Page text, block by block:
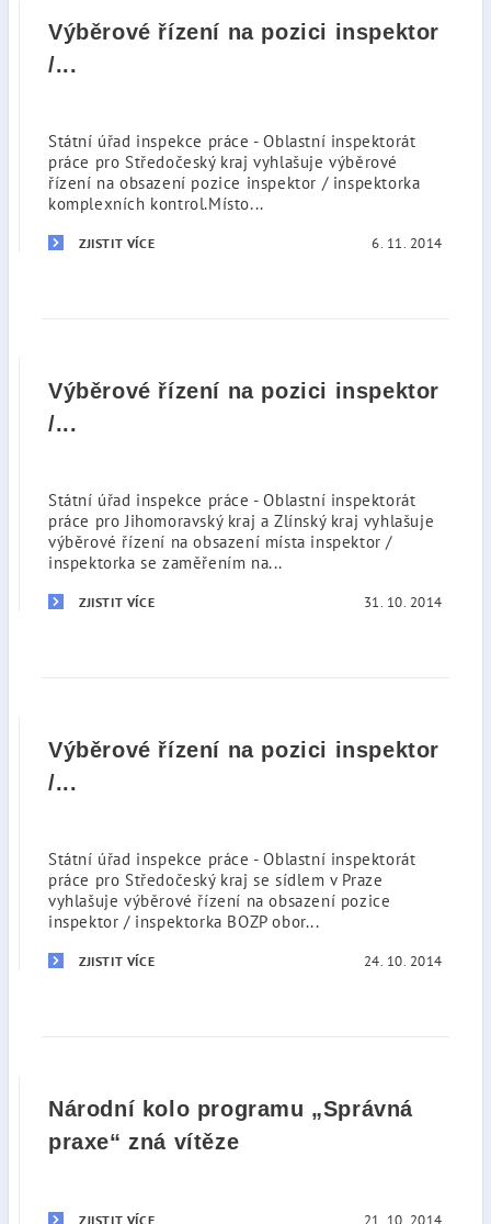
Výběrové řízení na pozici inspektor
/...
Státní úřad inspekce práce - Oblastní inspektorát
práce pro Středočeský kraj vyhlašuje výběrové
řízení na obsazení pozice inspektor / inspektorka
komplexních kontrol.Místo...
ZJISTIT VÍCE 6. 11. 2014
Výběrové řízení na pozici inspektor
/...
Státní úřad inspekce práce - Oblastní inspektorát
práce pro Jihomoravský kraj a Zlínský kraj vyhlašuje
výběrové řízení na obsazení místa inspektor /
inspektorka se zaměřením na...
ZJISTIT VÍCE 31. 10. 2014
Výběrové řízení na pozici inspektor
/...
Státní úřad inspekce práce - Oblastní inspektorát
práce pro Středočeský kraj se sídlem v Praze
vyhlašuje výběrové řízení na obsazení pozice
inspektor / inspektorka BOZP obor...
ZJISTIT VÍCE 24. 10. 2014
Národní kolo programu „Správná
praxe“ zná vítěze
ZJISTIT VÍCE 21. 10. 2014